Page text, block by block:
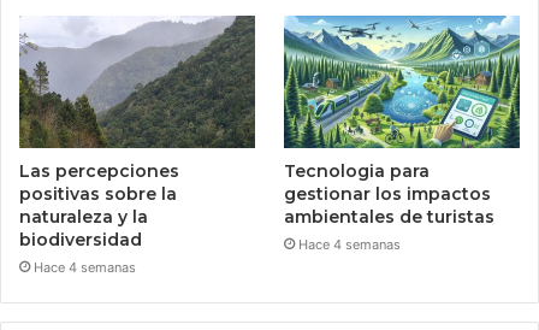
Las percepciones
positivas sobre la
naturaleza y la
biodiversidad
Hace 4 semanas
Tecnologia para
gestionar los impactos
ambientales de turistas
Hace 4 semanas